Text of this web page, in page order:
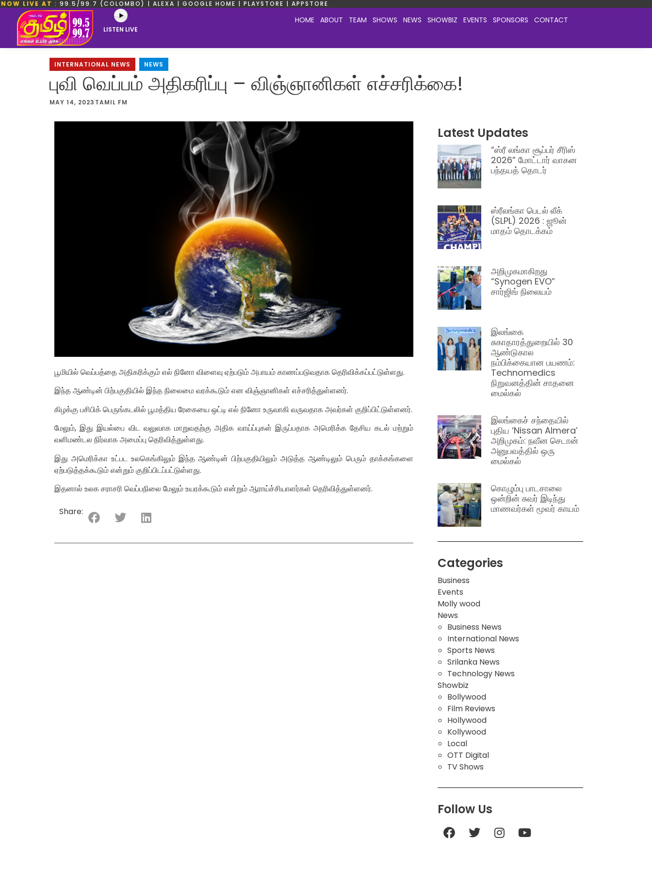
NOW LIVE AT : 99.5/99.7 (COLOMBO) | ALEXA | GOOGLE HOME | PLAYSTORE | APPSTORE
LISTEN LIVE
HOME ABOUT TEAM SHOWS NEWS SHOWBIZ EVENTS SPONSORS CONTACT
INTERNATIONAL NEWS NEWS
புவி வெப்பம் அதிகரிப்பு – விஞ்ஞானிகள் எச்சரிக்கை!
MAY 14, 2023 TAMIL FM
பூமியில் வெப்பத்தை அதிகரிக்கும் எல் நினோ விளைவு ஏற்படும் அபாயம் காணப்படுவதாக தெரிவிக்கப்பட்டுள்ளது.
இந்த ஆண்டின் பிற்பகுதியில் இந்த நிலைமை வரக்கூடும் என விஞ்ஞானிகள் எச்சரித்துள்ளனர்.
கிழக்கு பசிபிக் பெருங்கடலில் பூமத்திய ரேகையை ஒட்டி எல் நினோ உருவாகி வருவதாக அவர்கள் குறிப்பிட்டுள்ளனர்.
மேலும், இது இயல்பை விட வலுவாக மாறுவதற்கு அதிக வாய்ப்புகள் இருப்பதாக அமெரிக்க தேசிய கடல் மற்றும்
வளிமண்டல நிர்வாக அமைப்பு தெரிவித்துள்ளது.
இது அமெரிக்கா உட்பட உலகெங்கிலும் இந்த ஆண்டின் பிற்பகுதியிலும் அடுத்த ஆண்டிலும் பெரும் தாக்கங்களை
ஏற்படுத்தக்கூடும் என்றும் குறிப்பிடப்பட்டுள்ளது.
இதனால் உலக சராசரி வெப்பநிலை மேலும் உயரக்கூடும் என்றும் ஆராய்ச்சியாளர்கள் தெரிவித்துள்ளனர்.
Share:
Latest Updates
“ஸ்ரீ லங்கா சூப்பர் சீரிஸ்
2026” மோட்டார் வாகன
பந்தயத் தொடர்
ஸ்ரீலங்கா பெடல் லீக்
(SLPL) 2026 : ஜூன்
மாதம் தொடக்கம்
அறிமுகமாகிறது
“Synogen EVO”
சார்ஜிங் நிலையம்
இலங்கை
சுகாதாரத்துறையில் 30
ஆண்டுகால
நம்பிக்கையான பயணம்:
Technomedics
நிறுவனத்தின் சாதனை
மைல்கல்
இலங்கைச் சந்தையில்
புதிய ‘Nissan Almera’
அறிமுகம்: நவீன செடான்
அனுபவத்தில் ஒரு
மைல்கல்
கொழும்பு பாடசாலை
ஒன்றின் சுவர் இடிந்து
மாணவர்கள் மூவர் காயம்
Categories
Business
Events
Molly wood
News
Business News
International News
Sports News
Srilanka News
Technology News
Showbiz
Bollywood
Film Reviews
Hollywood
Kollywood
Local
OTT Digital
TV Shows
Follow Us